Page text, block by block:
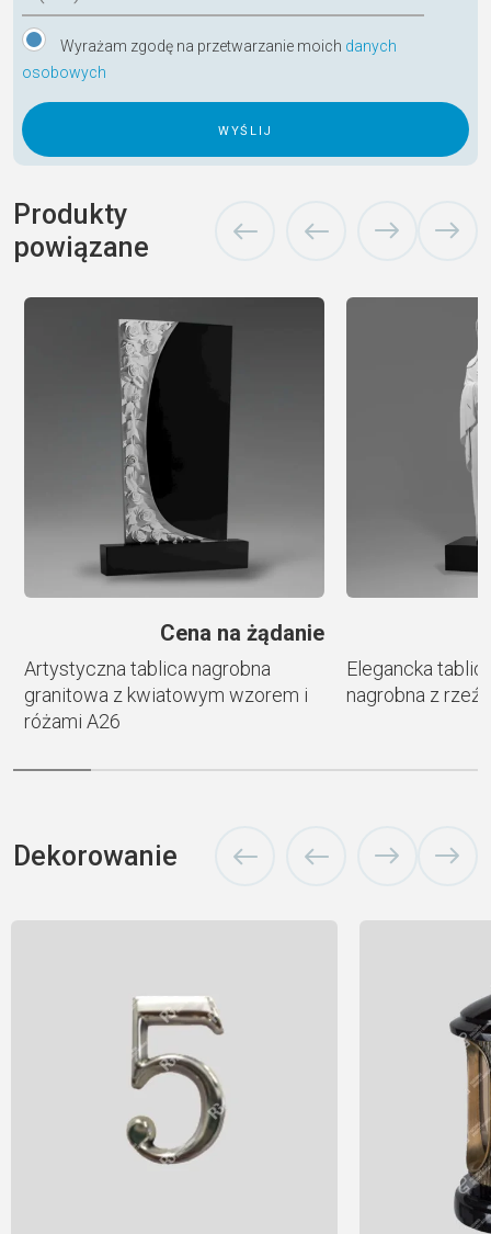
Wyrażam zgodę na przetwarzanie moich danych
osobowych
A
t
e
n
Produkty
powiązane
Cena na żądanie
Artystyczna tablica nagrobna
granitowa z kwiatowym wzorem i
różami A26
Elegancka
nagrobna z
Dekorowanie